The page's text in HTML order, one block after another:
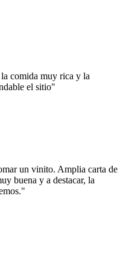
comida muy rica y la
el sitio"
un vinito. Amplia carta de
buena y a destacar, la